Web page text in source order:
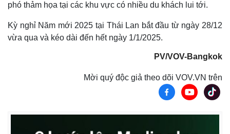
phó thảm họa tại các khu vực có nhiều du khách lui tới.
Kỳ nghỉ Năm mới 2025 tại Thái Lan bắt đầu từ ngày 28/12
vừa qua và kéo dài đến hết ngày 1/1/2025.
PV/VOV-Bangkok
Mời quý độc giả theo dõi VOV.VN trên